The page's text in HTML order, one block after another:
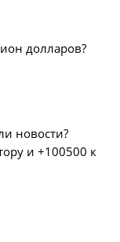
долларов?
новости?
и +100500 к